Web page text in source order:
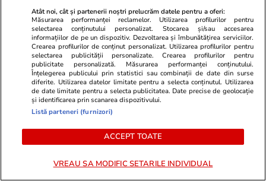
noi de la SIG Sauer
Exclusiv
Știri România 12:48
Cea mai mare tabără pentru
elevi este organizată de
Universitatea din București, la
Atât noi, cât și partenerii noștri prelucrăm datele pentru a oferi:
Măsurarea performanței reclamelor. Utilizarea profilurilor pentru
selectarea conținutului personalizat. Stocarea și/sau accesarea
informațiilor de pe un dispozitiv. Dezvoltarea și îmbunătățirea serviciilor.
Crearea profilurilor de conținut personalizat. Utilizarea profilurilor pentru
selectarea publicității personalizate. Crearea profilurilor pentru
publicitate personalizată. Măsurarea performanței conținutului.
Înțelegerea publicului prin statistici sau combinații de date din surse
diferite. Utilizarea datelor limitate pentru a selecta conținutul. Utilizarea
de date limitate pentru a selecta publicitatea. Date precise de geolocație
și identificarea prin scanarea dispozitivului.
Listă parteneri (furnizori)
ACCEPT TOATE
VREAU SA MODIFIC SETARILE INDIVIDUAL